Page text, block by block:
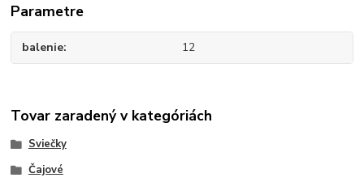
Parametre
balenie 12
Tovar zaradený v kategóriách
Sviečky
Čajové